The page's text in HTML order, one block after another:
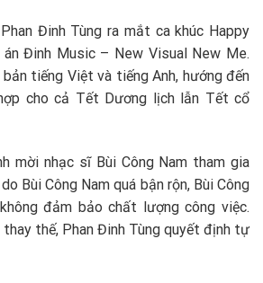
Đinh Tùng ra mắt ca khúc Happy
án Đinh Music – New Visual New Me.
tiếng Việt và tiếng Anh, hướng đến
cho cả Tết Dương lịch lẫn Tết cổ
mời nhạc sĩ Bùi Công Nam tham gia
Bùi Công Nam quá bận rộn, Bùi Công
đảm bảo chất lượng công việc.
thế, Phan Đinh Tùng quyết định tự